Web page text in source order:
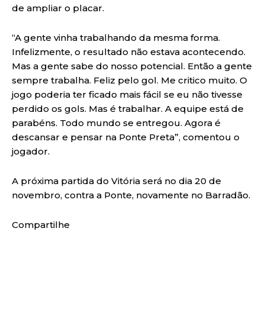
de ampliar o placar.
“A gente vinha trabalhando da mesma forma.
Infelizmente, o resultado não estava acontecendo.
Mas a gente sabe do nosso potencial. Então a gente
sempre trabalha. Feliz pelo gol. Me critico muito. O
jogo poderia ter ficado mais fácil se eu não tivesse
perdido os gols. Mas é trabalhar. A equipe está de
parabéns. Todo mundo se entregou. Agora é
descansar e pensar na Ponte Preta”, comentou o
jogador.
A próxima partida do Vitória será no dia 20 de
novembro, contra a Ponte, novamente no Barradão.
Compartilhe